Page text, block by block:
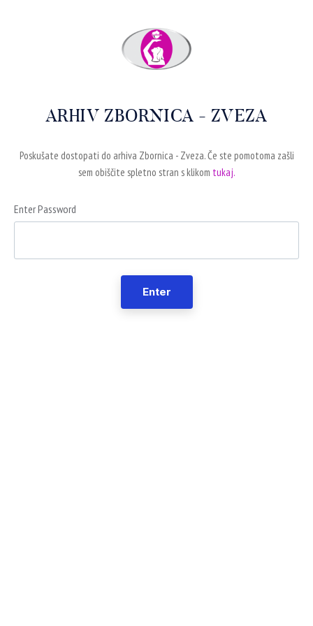
ARHIV ZBORNICA - ZVEZA
Poskušate dostopati do arhiva Zbornica - Zveza. Če ste pomotoma zašli
sem obiščite spletno stran s klikom tukaj.
Enter Password
Enter